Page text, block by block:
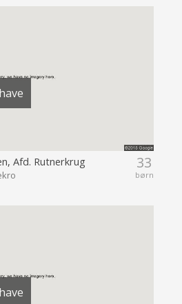
33
børn
Afd. Rutnerkrug